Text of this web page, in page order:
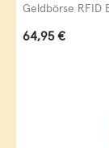
Geldbörse RFID
Regulärer
64,95 €